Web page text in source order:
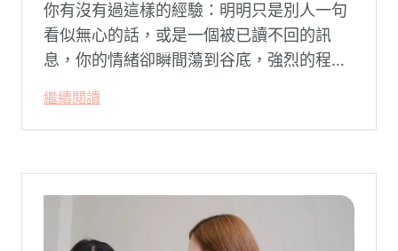
你有沒有過這樣的經驗：明明只是別人一句
看似無心的話，或是一個被已讀不回的訊
息，你的情緒卻瞬間蕩到谷底，強烈的程度
怪：「事情真的有這麼嚴重嗎？」
繼續閱讀